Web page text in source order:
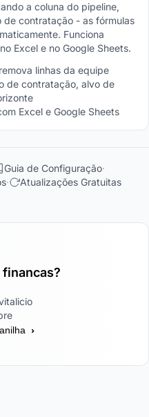
a coluna do pipeline,
de contratação - as fórmulas
Funciona
Excel e no Google Sheets.
linhas da equipe
de contratação, alvo de
Excel e Google Sheets
Guia de Configuração
Atualizações Gratuitas
›